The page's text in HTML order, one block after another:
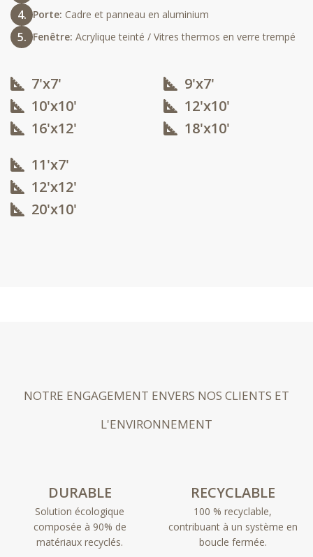
Porte: Cadre et panneau en aluminium
Fenêtre: Acrylique teinté / Vitres thermos en verre trempé
7'x7'
10'x10'​
16'x12'​
9'x7'
12'x10'​
18'x10'​
11'x7'
12'x12'​
20'x10'​
NOTRE ENGAGEMENT ENVERS NOS CLIENTS ET
L'ENVIRONNEMENT
DURABLE
Solution écologique
composée à 90% de
matériaux recyclés.
RECYCLABLE
100 % recyclable,
contribuant à un système en
boucle fermée.